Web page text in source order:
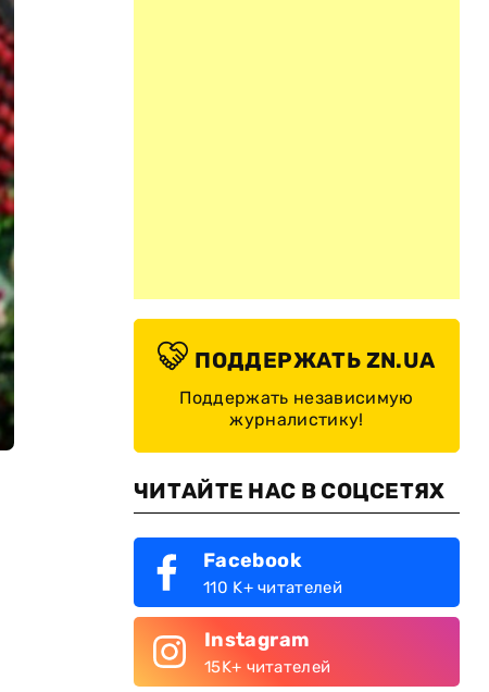
ПОДДЕРЖАТЬ ZN.UA
Поддержать независимую
журналистику!
ЧИТАЙТЕ НАС В СОЦСЕТЯХ
Facebook
110 K+ читателей
Instagram
15K+ читателей